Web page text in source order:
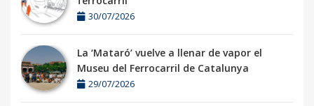
30/07/2026
La ‘Mataró’ vuelve a llenar de vapor el
Museu del Ferrocarril de Catalunya
29/07/2026